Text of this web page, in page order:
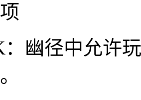
：幽径中允许